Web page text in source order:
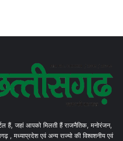
हैं, जहां आपको मिलती हैं राजनैतिक, मनोरंजन,
, मध्याप्रदेश एवं अन्य राज्यो की विश्वशनीय एवं